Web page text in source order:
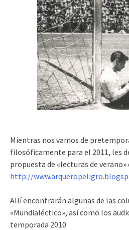
Mientras nos vamos de
filosóficamente para el 2011, les
propuesta de «lecturas de
http://
Allí encontrarán algunas de las
«Mundialéctico», así como los
temporada 2010